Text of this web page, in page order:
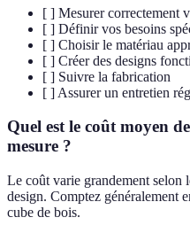
[ ] Mesurer correctement
[ ] Définir vos besoins
[ ] Choisir le matériau
[ ] Créer des designs
[ ] Suivre la fabrication
[ ] Assurer un entretien
Quel est le coût moyen
mesure ?
Le coût varie grandement selon
design. Comptez généralement
cube de bois.